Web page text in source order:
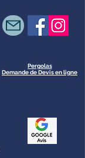
Demande de Devis en ligne
Pergolas